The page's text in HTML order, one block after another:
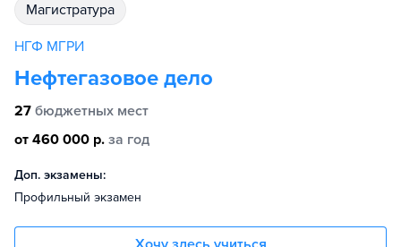
магистратура
НГФ МГРИ
Нефтегазовое дело
27 бюджетных мест
от 460 000 р. за год
Доп. экзамены:
Профильный экзамен